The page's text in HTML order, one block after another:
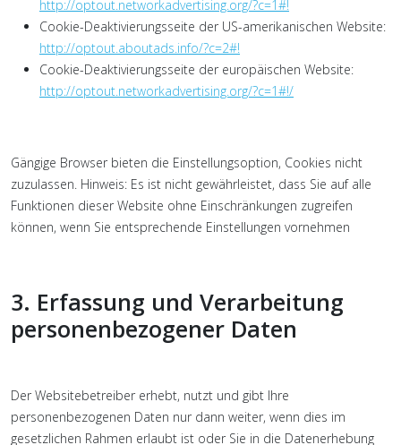
http://optout.networkadvertising.org/?c=1#!
Cookie-Deaktivierungsseite der US-amerikanischen Website:
http://optout.aboutads.info/?c=2#!
Cookie-Deaktivierungsseite der europäischen Website:
http://optout.networkadvertising.org/?c=1#!/
Gängige Browser bieten die Einstellungsoption, Cookies nicht
zuzulassen. Hinweis: Es ist nicht gewährleistet, dass Sie auf alle
Funktionen dieser Website ohne Einschränkungen zugreifen
können, wenn Sie entsprechende Einstellungen vornehmen
3. Erfassung und Verarbeitung
personenbezogener Daten
Der Websitebetreiber erhebt, nutzt und gibt Ihre
personenbezogenen Daten nur dann weiter, wenn dies im
gesetzlichen Rahmen erlaubt ist oder Sie in die Datenerhebung